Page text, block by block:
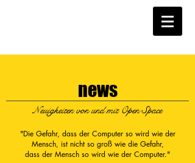
news
Neuigkeiten von und mit Open Space
"Die Gefahr, dass der Computer so wird wie der
Mensch, ist nicht so groß wie die Gefahr,
dass der Mensch so wird wie der Computer."